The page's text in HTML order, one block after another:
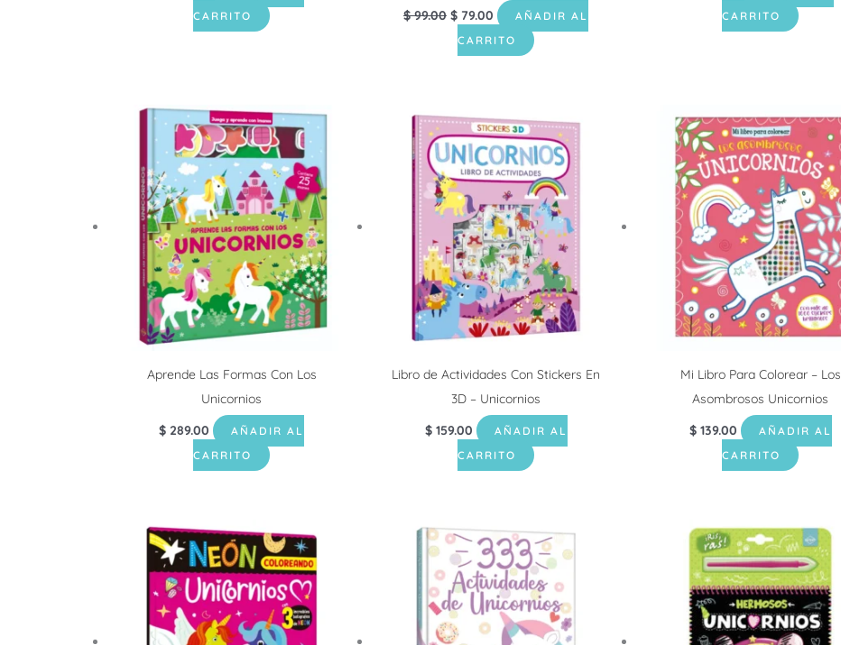
CARRITO
$99.00 $ 79.00
AÑADIR AL
CARRITO
CARRITO
Aprende Las Formas Con Los
Unicornios
$ 289.00
AÑADIR AL
CARRITO
Libro de Actividades Con Stickers En
3D – Unicornios
$159.00
AÑADIR AL
CARRITO
Mi Libro Para Colorear – Los
Asombrosos Unicornios
$139.00
AÑADIR AL
CARRITO